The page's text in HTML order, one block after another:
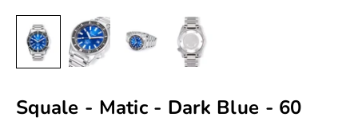
Squale - Matic - Dark Blue - 60